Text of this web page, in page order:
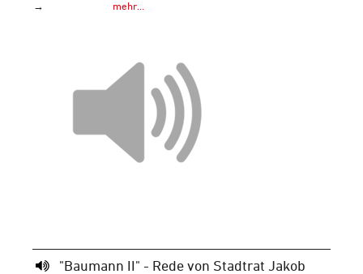
→ mehr…
"Baumann II" - Rede von Stadtrat Jakob